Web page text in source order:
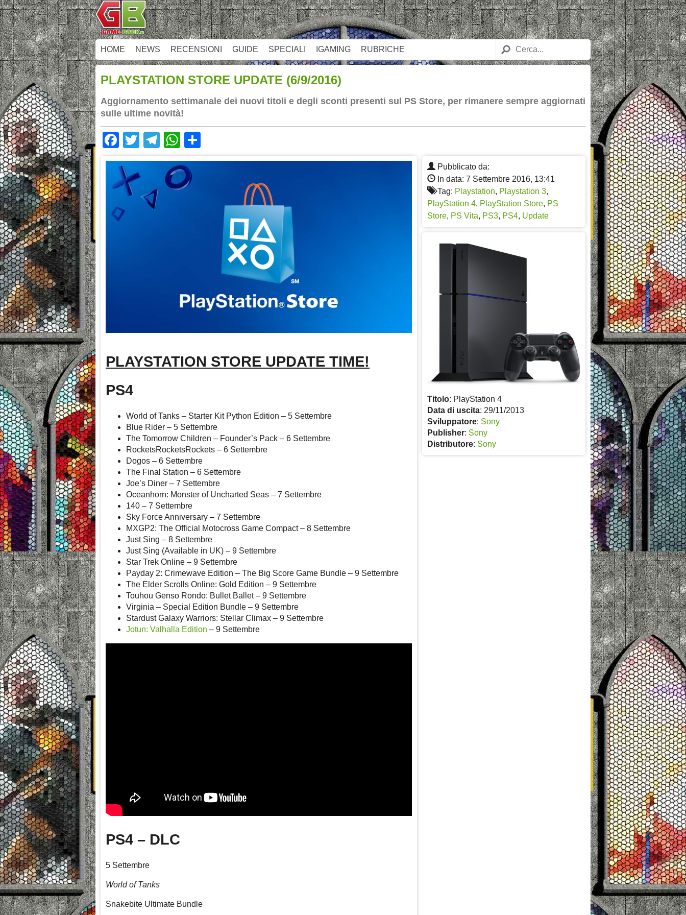
HOME NEWS RECENSIONI GUIDE SPECIALI IGAMING RUBRICHE
PLAYSTATION STORE UPDATE (6/9/2016)
Aggiornamento settimanale dei nuovi titoli e degli sconti presenti sul PS Store, per rimanere sempre aggiornati
sulle ultime novità!
Facebook
TwitterTelegram
WhatsApp
Pubblicato da:
In data: 7 Settembre 2016, 13:41
Tag: Playstation, Playstation 3,
PlayStation 4, PlayStation Store, PS
Store, PS Vita, PS3, PS4, Update
Titolo: PlayStation 4
Data di uscita: 29/11/2013
Sviluppatore: Sony
Publisher: Sony
Distributore: Sony
PLAYSTATION STORE UPDATE TIME!
PS4
World of Tanks – Starter Kit Python Edition – 5 Settembre
Blue Rider – 5 Settembre
The Tomorrow Children – Founder’s Pack – 6 Settembre
RocketsRocketsRockets – 6 Settembre
Dogos – 6 Settembre
The Final Station – 6 Settembre
Joe’s Diner – 7 Settembre
Oceanhorn: Monster of Uncharted Seas – 7 Settembre
140 – 7 Settembre
Sky Force Anniversary – 7 Settembre
MXGP2: The Official Motocross Game Compact – 8 Settembre
Just Sing – 8 Settembre
Just Sing (Available in UK) – 9 Settembre
Star Trek Online – 9 Settembre
Payday 2: Crimewave Edition – The Big Score Game Bundle – 9 Settembre
The Elder Scrolls Online: Gold Edition – 9 Settembre
Touhou Genso Rondo: Bullet Ballet – 9 Settembre
Virginia – Special Edition Bundle – 9 Settembre
Stardust Galaxy Warriors: Stellar Climax – 9 Settembre
Jotun: Valhalla Edition – 9 Settembre
PS4 – DLC
5 Settembre
World of Tanks
Snakebite Ultimate Bundle